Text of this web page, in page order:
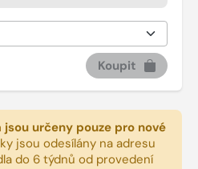
Koupit
jsou určeny pouze pro nové
jsou odesílány na adresu
do 6 týdnů od provedení